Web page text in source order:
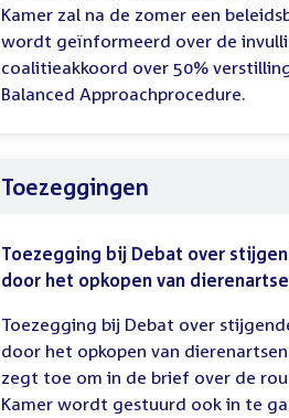
Kamer zal na de zomer een
wordt geïnformeerd over de
coalitieakkoord over 50%
Balanced Approachprocedure.
Toezeggingen
Toezegging bij Debat over
door het opkopen van
Toezegging bij Debat over
door het opkopen van
zegt toe om in de brief over de
Kamer wordt gestuurd ook in te